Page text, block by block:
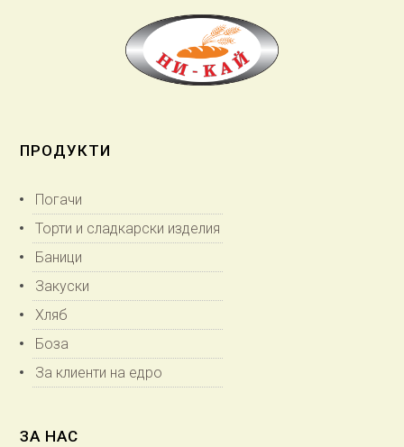
ПРОДУКТИ
Погачи
Торти и сладкарски изделия
Баници
Закуски
Хляб
Боза
За клиенти на едро
ЗА НАС